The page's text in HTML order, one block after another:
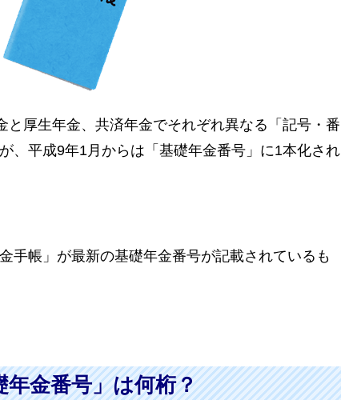
と厚生年金、共済年金でそれぞれ異なる「記号・番
、平成9年1月からは「基礎年金番号」に1本化され
手帳」が最新の基礎年金番号が記載されているも
年金番号」は何桁？